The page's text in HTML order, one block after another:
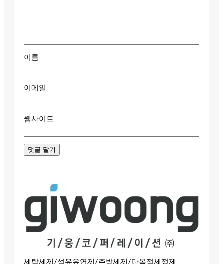
이름
이메일
웹사이트
세탁세제/섬유유연제/주방세제/다목적세정제